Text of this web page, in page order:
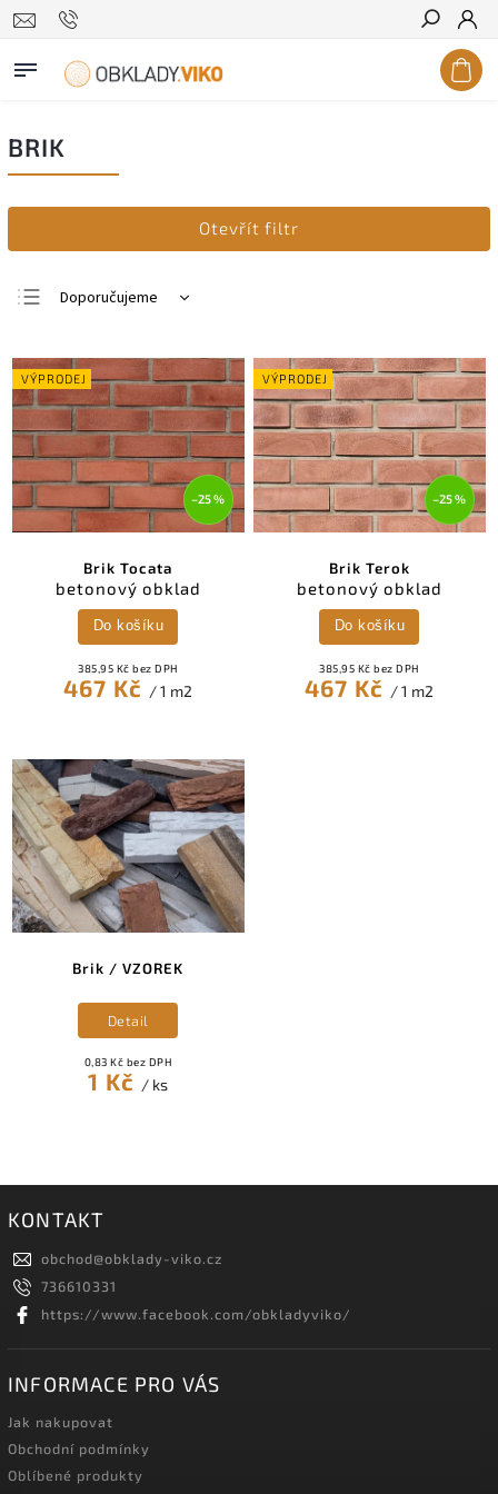
Hledat
BRIK
Otevřít filtr
Doporučujeme
Nejdražší
Nejprodávanější
Abecedně
VÝPRODEJ
–25 %
Brik Tocata
betonový obklad
385,95 Kč bez DPH
467 Kč / 1 m2
Do košíku
VÝPRODEJ
–25 %
Brik Terok
betonový obklad
385,95 Kč bez DPH
467 Kč / 1 m2
Do košíku
Brik / VZOREK
0,83 Kč bez DPH
1 Kč / ks
Detail
KONTAKT
obchod@obklady-viko.cz
736610331
https://www.facebook.com/obkladyviko/
INFORMACE PRO VÁS
Jak nakupovat
Obchodní podmínky
Oblíbené produkty